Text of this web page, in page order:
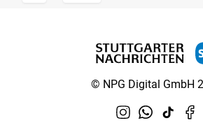
© NPG Digital GmbH